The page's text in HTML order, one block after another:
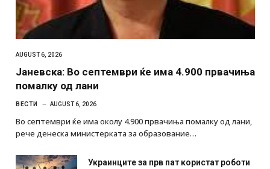
AUGUST 6, 2026
Јаневска: Во септември ќе има 4.900 првачиња
помалку од лани
ВЕСТИ AUGUST 6, 2026
Во септември ќе има околу 4.900 првачиња помалку од лани,
рече денеска министерката за образование…
Украинците за прв пат користат роботи